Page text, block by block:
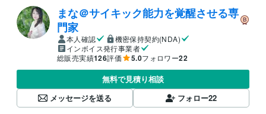
まな＠サイキック能力を覚醒させる専
門家
本人確認
機密保持契約(NDA)
インボイス発行事業者
総販売実績126評価 5.0フォロワー22
無料で見積り相談
メッセージを送る
フォロー22